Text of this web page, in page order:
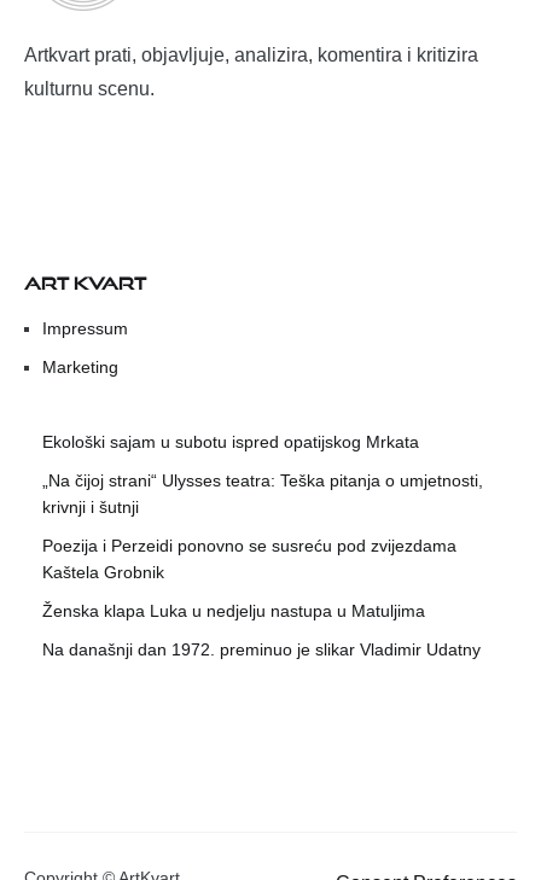
Artkvart prati, objavljuje, analizira, komentira i kritizira
kulturnu scenu.
ART KVART
Impressum
Marketing
Ekološki sajam u subotu ispred opatijskog Mrkata
„Na čijoj strani“ Ulysses teatra: Teška pitanja o umjetnosti,
krivnji i šutnji
Poezija i Perzeidi ponovno se susreću pod zvijezdama
Kaštela Grobnik
Ženska klapa Luka u nedjelju nastupa u Matuljima
Na današnji dan 1972. preminuo je slikar Vladimir Udatny